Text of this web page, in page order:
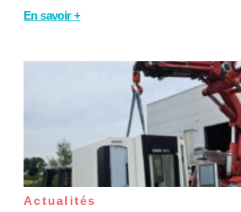
En savoir +
Actualités